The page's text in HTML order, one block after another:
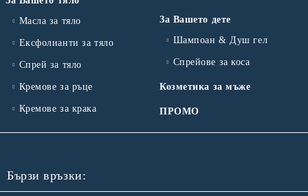
Масла за тяло
Ексфолианти за тяло
Спрей за тяло
Кремове за ръце
Кремове за крака
За Вашето дете
Шампоан & Душ гел
Спрейове за коса
Козметика за мъже
ПРОМО
Бързи връзки: